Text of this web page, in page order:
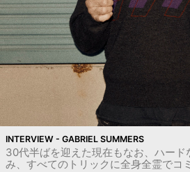
INTERVIEW - GABRIEL SUMMERS
30代半ばを迎えた現在もなお、ハー
み、すべてのトリックに全身全霊でコ